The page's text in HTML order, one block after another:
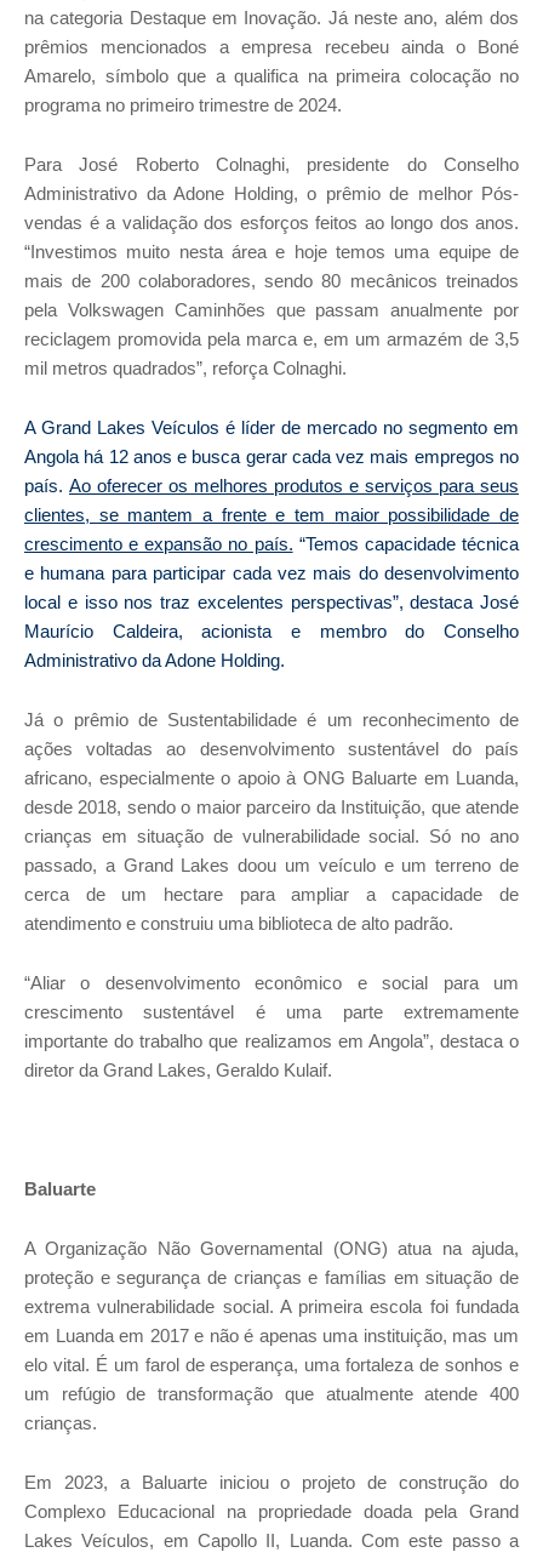
na categoria Destaque em Inovação. Já neste ano, além dos
prêmios mencionados a empresa recebeu ainda o Boné
Amarelo, símbolo que a qualifica na primeira colocação no
programa no primeiro trimestre de 2024.
Para José Roberto Colnaghi, presidente do Conselho
Administrativo da Adone Holding, o prêmio de melhor Pós-
vendas é a validação dos esforços feitos ao longo dos anos.
“Investimos muito nesta área e hoje temos uma equipe de
mais de 200 colaboradores, sendo 80 mecânicos treinados
pela Volkswagen Caminhões que passam anualmente por
reciclagem promovida pela marca e, em um armazém de 3,5
mil metros quadrados”, reforça Colnaghi.
A Grand Lakes Veículos é líder de mercado no segmento em
Angola há 12 anos e busca gerar cada vez mais empregos no
país. Ao oferecer os melhores produtos e serviços para seus
clientes, se mantem a frente e tem maior possibilidade de
crescimento e expansão no país. “Temos capacidade técnica
e humana para participar cada vez mais do desenvolvimento
local e isso nos traz excelentes perspectivas”, destaca José
Maurício Caldeira, acionista e membro do Conselho
Administrativo da Adone Holding.
Já o prêmio de Sustentabilidade é um reconhecimento de
ações voltadas ao desenvolvimento sustentável do país
africano, especialmente o apoio à ONG Baluarte em Luanda,
desde 2018, sendo o maior parceiro da Instituição, que atende
crianças em situação de vulnerabilidade social. Só no ano
passado, a Grand Lakes doou um veículo e um terreno de
cerca de um hectare para ampliar a capacidade de
atendimento e construiu uma biblioteca de alto padrão.
“Aliar o desenvolvimento econômico e social para um
crescimento sustentável é uma parte extremamente
importante do trabalho que realizamos em Angola”, destaca o
diretor da Grand Lakes, Geraldo Kulaif.
Baluarte
A Organização Não Governamental (ONG) atua na ajuda,
proteção e segurança de crianças e famílias em situação de
extrema vulnerabilidade social. A primeira escola foi fundada
em Luanda em 2017 e não é apenas uma instituição, mas um
elo vital. É um farol de esperança, uma fortaleza de sonhos e
um refúgio de transformação que atualmente atende 400
crianças.
Em 2023, a Baluarte iniciou o projeto de construção do
Complexo Educacional na propriedade doada pela Grand
Lakes Veículos, em Capollo II, Luanda. Com este passo a